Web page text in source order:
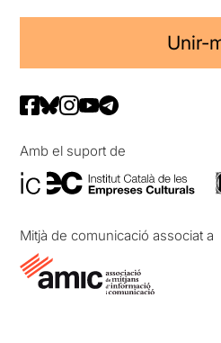
Unir-
Amb el suport de
Mitjà de comunicació associat a